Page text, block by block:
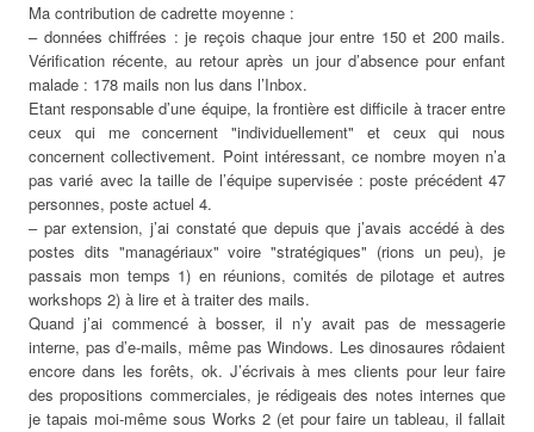
Ma contribution de cadrette moyenne :
– données chiffrées : je reçois chaque jour entre 150 et 200 mails.
Vérification récente, au retour après un jour d’absence pour enfant
malade : 178 mails non lus dans l’Inbox.
Etant responsable d’une équipe, la frontière est difficile à tracer entre
ceux qui me concernent "individuellement" et ceux qui nous
concernent collectivement. Point intéressant, ce nombre moyen n’a
pas varié avec la taille de l’équipe supervisée : poste précédent 47
personnes, poste actuel 4.
– par extension, j’ai constaté que depuis que j’avais accédé à des
postes dits "managériaux" voire "stratégiques" (rions un peu), je
passais mon temps 1) en réunions, comités de pilotage et autres
workshops 2) à lire et à traiter des mails.
Quand j’ai commencé à bosser, il n’y avait pas de messagerie
interne, pas d’e-mails, même pas Windows. Les dinosaures rôdaient
encore dans les forêts, ok. J’écrivais à mes clients pour leur faire
des propositions commerciales, je rédigeais des notes internes que
je tapais moi-même sous Works 2 (et pour faire un tableau, il fallait